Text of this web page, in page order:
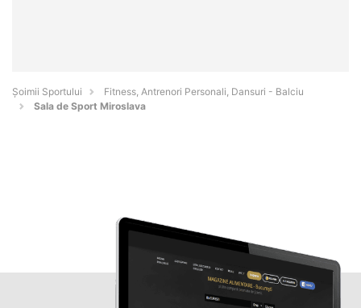
Șoimii Sportului
Fitness, Antrenori Personali, Dansuri - Balciu
Sala de Sport Miroslava